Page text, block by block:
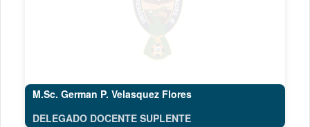
M.Sc. German P. Velasquez Flores
DELEGADO DOCENTE SUPLENTE